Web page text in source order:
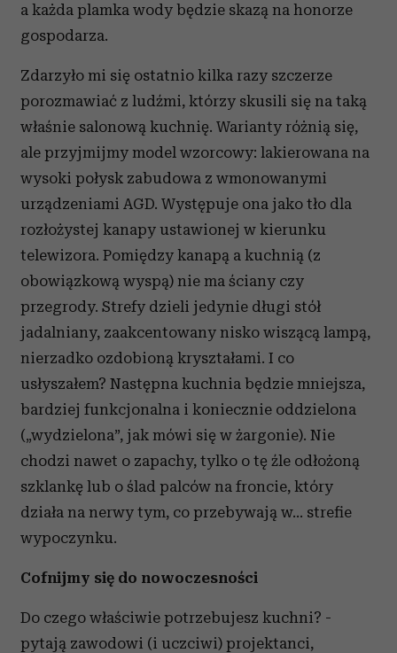
a każda plamka wody będzie skazą na honorze
gospodarza.
Zdarzyło mi się ostatnio kilka razy szczerze
porozmawiać z ludźmi, którzy skusili się na taką
właśnie salonową kuchnię. Warianty różnią się,
ale przyjmijmy model wzorcowy: lakierowana na
wysoki połysk zabudowa z wmonowanymi
urządzeniami AGD. Występuje ona jako tło dla
rozłożystej kanapy ustawionej w kierunku
telewizora. Pomiędzy kanapą a kuchnią (z
obowiązkową wyspą) nie ma ściany czy
przegrody. Strefy dzieli jedynie długi stół
jadalniany, zaakcentowany nisko wiszącą lampą,
nierzadko ozdobioną kryształami. I co
usłyszałem? Następna kuchnia będzie mniejsza,
bardziej funkcjonalna i koniecznie oddzielona
(„wydzielona”, jak mówi się w żargonie). Nie
chodzi nawet o zapachy, tylko o tę źle odłożoną
szklankę lub o ślad palców na froncie, który
działa na nerwy tym, co przebywają w… strefie
wypoczynku.
Cofnijmy się do nowoczesności
Do czego właściwie potrzebujesz kuchni? -
pytają zawodowi (i uczciwi) projektanci,